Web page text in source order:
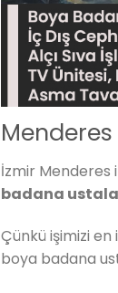
İzmir Menderes
badana
Çünkü işimizi en
boya badana